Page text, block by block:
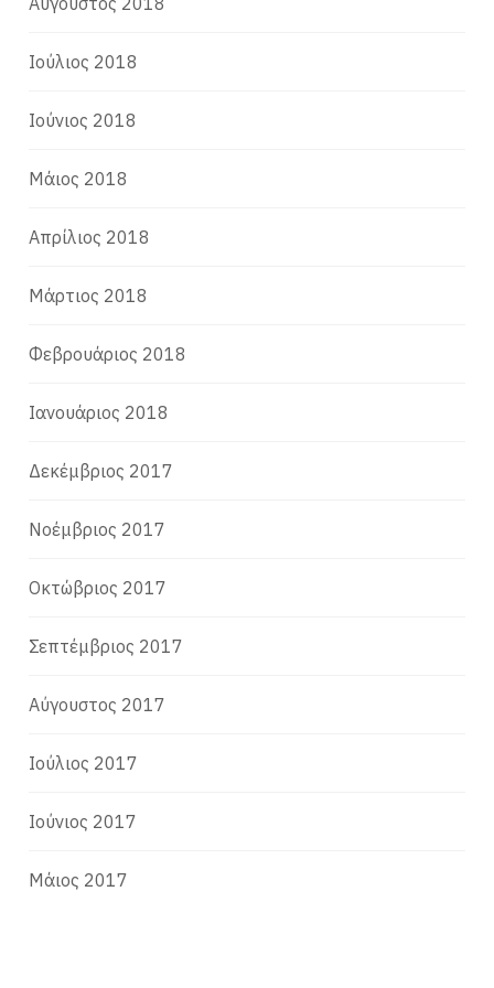
Ιούλιος 2018
Ιούνιος 2018
Μάιος 2018
Απρίλιος 2018
Μάρτιος 2018
Φεβρουάριος 2018
Ιανουάριος 2018
Δεκέμβριος 2017
Νοέμβριος 2017
Οκτώβριος 2017
Σεπτέμβριος 2017
Αύγουστος 2017
Ιούλιος 2017
Ιούνιος 2017
Μάιος 2017